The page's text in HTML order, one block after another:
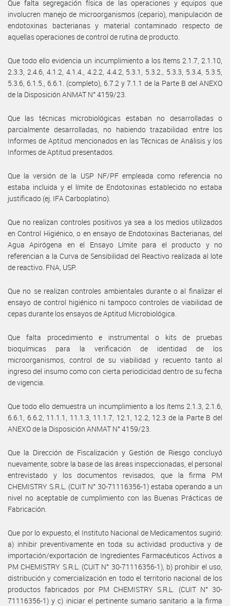
Que falta segregación física de las operaciones y equipos que
involucren manejo de microorganismos (cepario), manipulación de
endotoxinas bacterianas y material contaminado respecto de
aquellas operaciones de control de rutina de producto.
Que todo ello evidencia un incumplimiento a los ítems 2.1.7, 2.1.10,
2.3.3, 2.4.6, 4.1.2, 4.1.4., 4.2.2, 4.4.2, 5.3.1, 5.3.2., 5.3.3, 5.3.4, 5.3.5,
5.3.6, 6.1.5., 6.6.1. (completo), 6.7.2 y 7.1.1 de la Parte B del ANEXO
de la Disposición ANMAT N° 4159/23.
Que las técnicas microbiológicas estaban no desarrolladas o
parcialmente desarrolladas, no habiendo trazabilidad entre los
Informes de Aptitud mencionados en las Técnicas de Análisis y los
Informes de Aptitud presentados.
Que la versión de la USP NF/PF empleada como referencia no
estaba incluida y el límite de Endotoxinas establecido no estaba
justificado (ej. IFA Carboplatino).
Que no realizan controles positivos ya sea a los medios utilizados
en Control Higiénico, o en ensayo de Endotoxinas Bacterianas, del
Agua Apirógena en el Ensayo Límite para el producto y no
referencian a la Curva de Sensibilidad del Reactivo realizada al lote
de reactivo. FNA, USP.
Que no se realizan controles ambientales durante o al finalizar el
ensayo de control higiénico ni tampoco controles de viabilidad de
cepas durante los ensayos de Aptitud Microbiológica.
Que falta procedimiento e instrumental o kits de pruebas
bioquímicas para la verificación de identidad de los
microorganismos, control de su viabilidad y recuento tanto al
ingreso del insumo como con cierta periodicidad dentro de su fecha
de vigencia.
Que todo ello demuestra un incumplimiento a los ítems 2.1.3, 2.1.6,
6.6.1, 6.6.2, 11.1.1, 11.1.3, 11.1.7, 12.1, 12.2, 12.3 de la Parte B del
ANEXO de la Disposición ANMAT N° 4159/23.
Que la Dirección de Fiscalización y Gestión de Riesgo concluyó
nuevamente, sobre la base de las áreas inspeccionadas, el personal
entrevistado y los documentos revisados, que la firma PM
CHEMISTRY S.R.L. (CUIT N° 30-71116356-1) estaba operando a un
nivel no aceptable de cumplimiento con las Buenas Prácticas de
Fabricación.
Que por lo expuesto, el Instituto Nacional de Medicamentos sugirió:
a) inhibir preventivamente en toda su actividad productiva y de
importación/exportación de Ingredientes Farmacéuticos Activos a
PM CHEMISTRY S.R.L. (CUIT N° 30-71116356-1), b) prohibir el uso,
distribución y comercialización en todo el territorio nacional de los
productos fabricados por PM CHEMISTRY S.R.L. (CUIT N° 30-
71116356-1) y c) iniciar el pertinente sumario sanitario a la firma